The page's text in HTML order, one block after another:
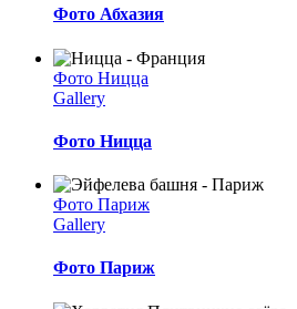
Фото Абхазия
Фото Ницца
Gallery
Фото Ницца
Фото Париж
Gallery
Фото Париж